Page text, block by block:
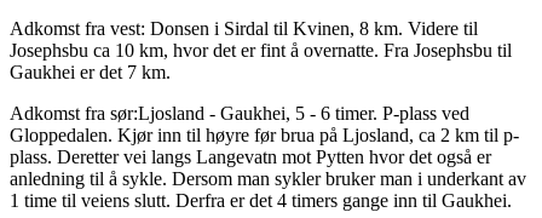
Adkomst fra vest: Donsen i Sirdal til Kvinen, 8 km. Videre til
Josephsbu ca 10 km, hvor det er fint å overnatte. Fra Josephsbu til
Gaukhei er det 7 km.
Adkomst fra sør:Ljosland - Gaukhei, 5 - 6 timer. P-plass ved
Gloppedalen. Kjør inn til høyre før brua på Ljosland, ca 2 km til p-
plass. Deretter vei langs Langevatn mot Pytten hvor det også er
anledning til å sykle. Dersom man sykler bruker man i underkant av
1 time til veiens slutt. Derfra er det 4 timers gange inn til Gaukhei.